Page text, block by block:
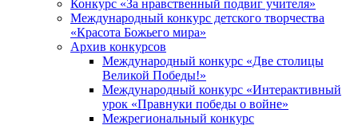
Конкурс «За нравственный подвиг учителя»
Международный конкурс детского творчества
«Красота Божьего мира»
Архив конкурсов
Международный конкурс «Две столицы
Великой Победы!»
Международный конкурс «Интерактивный
урок «Правнуки победы о войне»
Межрегиональный конкурс